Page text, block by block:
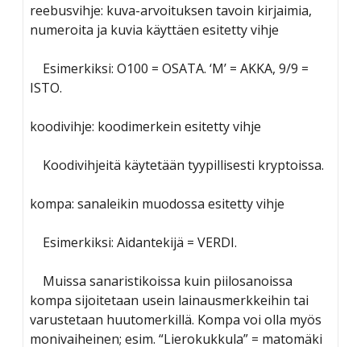
reebusvihje: kuva-arvoituksen tavoin kirjaimia,
numeroita ja kuvia käyttäen esitetty vihje
Esimerkiksi: O100 = OSATA. ‘M’ = AKKA, 9/9 =
ISTO.
koodivihje: koodimerkein esitetty vihje
Koodivihjeitä käytetään tyypillisesti kryptoissa.
kompa: sanaleikin muodossa esitetty vihje
Esimerkiksi: Aidantekijä = VERDI.
Muissa sanaristikoissa kuin piilosanoissa
kompa sijoitetaan usein lainausmerkkeihin tai
varustetaan huutomerkillä. Kompa voi olla myös
monivaiheinen; esim. “Lierokukkula” = matomäki